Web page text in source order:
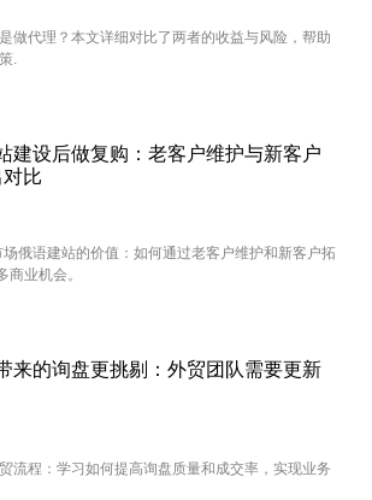
做代理？本文详细对比了两者的收益与风险，帮助
.
建设后做复购：老客户维护与新客户
比
俄语建站的价值：如何通过老客户维护和新客户拓
商业机会。
来的询盘更挑剔：外贸团队需要更新
流程：学习如何提高询盘质量和成交率，实现业务